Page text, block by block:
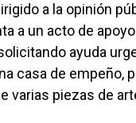
a la opinión
a un acto de
ayuda
casa de empeño,
varias piezas de